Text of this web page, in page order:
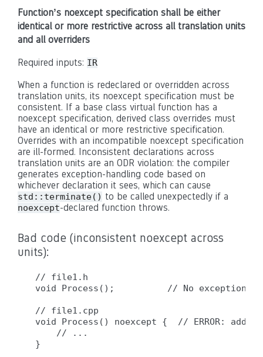
Function’s noexcept specification shall be either
identical or more restrictive across all translation units
and all overriders
Required inputs: IR
When a function is redeclared or overridden across
translation units, its noexcept specification must be
consistent. If a base class virtual function has a
noexcept specification, derived class overrides must
have an identical or more restrictive specification.
Overrides with an incompatible noexcept specification
are ill-formed. Inconsistent declarations across
translation units are an ODR violation: the compiler
generates exception-handling code based on
whichever declaration it sees, which can cause
std::terminate() to be called unexpectedly if a
noexcept-declared function throws.
Bad code (inconsistent noexcept across
units):
// file1.h
void Process();          // No exception
// file1.cpp
void Process() noexcept {  // ERROR:
    // ...
}